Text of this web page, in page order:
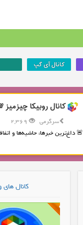
کانال آی گپ
کانال روبیکا چیزمیز
سرگرمی
🚨 داغ‌ترین خبرها، حاشیه‌ها و
کانال های